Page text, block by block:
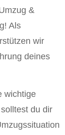
&
Als
wir
deines
wichtige
du dir